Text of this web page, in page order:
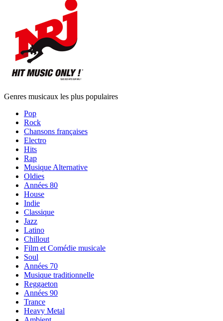
Genres musicaux les plus populaires
Pop
Rock
Chansons françaises
Electro
Hits
Rap
Musique Alternative
Oldies
Années 80
House
Indie
Classique
Jazz
Latino
Chillout
Film et Comédie musicale
Soul
Années 70
Musique traditionnelle
Reggaeton
Années 90
Trance
Heavy Metal